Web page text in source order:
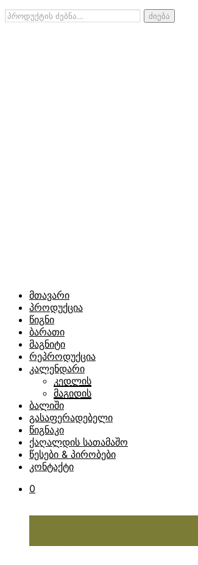
ძებნა:
ძიება
მთავარი
პროდუქცია
წიგნი
ბარათი
მაგნიტი
რეპროდუქცია
კალენდარი
კედლის
მაგიდის
ბალიში
გასაფერადებელი
წიგნაკი
ქაღალდის სათამაშო
წესები & პირობები
კონტაქტი
0